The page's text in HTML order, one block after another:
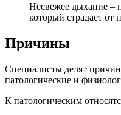
Несвежее дыхание –
который страдает от
Причины
Специалисты делят
патологические и
К патологическим